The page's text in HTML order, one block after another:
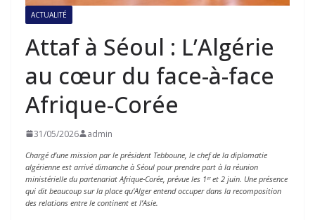
ACTUALITÉ
Attaf à Séoul : L’Algérie
au cœur du face-à-face
Afrique-Corée
31/05/2026 admin
Chargé d’une mission par le président Tebboune, le chef de la diplomatie
algérienne est arrivé dimanche à Séoul pour prendre part à la réunion
ministérielle du partenariat Afrique-Corée, prévue les 1ᵉʳ et 2 juin. Une présence
qui dit beaucoup sur la place qu’Alger entend occuper dans la recomposition
des relations entre le continent et l’Asie.